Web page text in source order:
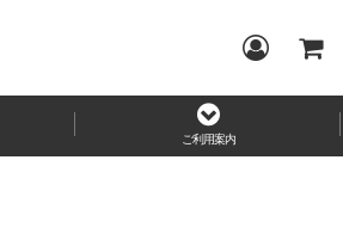
ご利用案内